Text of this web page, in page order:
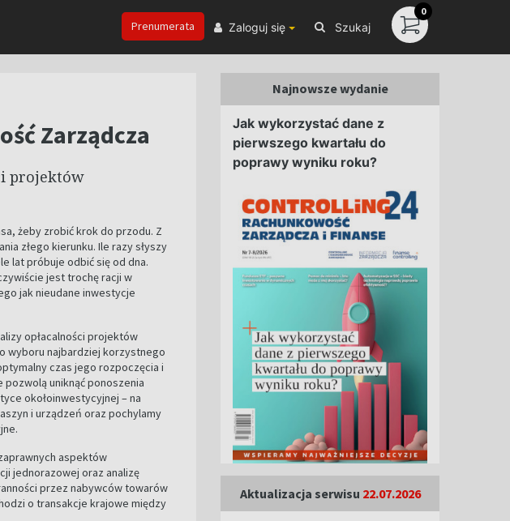
Prenumerata Zaloguj się Szukaj
0
Zarządcza
projektów
żeby zrobić krok do przodu. Z
złego kierunku. Ile razy słyszy
lat próbuje odbić się od dna.
jest trochę racji w
jak nieudane inwestycje
opłacalności projektów
wyboru najbardziej korzystnego
czas jego rozpoczęcia i
uniknąć ponoszenia
okołoinwestycyjnej – na
i urządzeń oraz pochylamy
aspektów
jednorazowej oraz analizę
przez nabywców towarów
o transakcje krajowe między
Najnowsze wydanie
Jak wykorzystać dane z
pierwszego kwartału do
poprawy wyniku roku?
Aktualizacja serwisu 22.07.2026